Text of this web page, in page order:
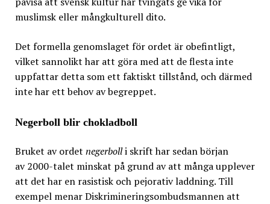
muslimsk eller mångkulturell dito.
Det formella genomslaget för ordet är obefintligt,
vilket sannolikt har att göra med att de flesta inte
uppfattar detta som ett faktiskt tillstånd, och därmed
inte har ett behov av begreppet.
Negerboll blir chokladboll
Bruket av ordet negerbolli skrift har sedan början
av 2000-talet minskat på grund av att många upplever
att det har en rasistisk och pejorativ laddning. Till
exempel menar Diskrimineringsombudsmannen att